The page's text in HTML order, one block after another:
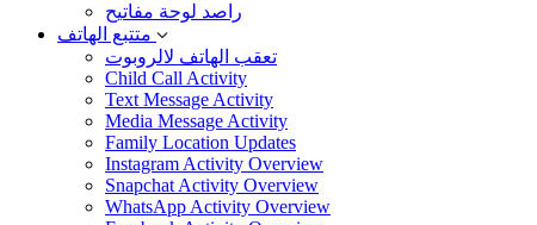
راصد لوحة مفاتيح
تعقب الهاتف لالروبوت
Child Call Activity
Text Message Activity
Media Message Activity
Family Location Updates
Instagram Activity Overview
Snapchat Activity Overview
WhatsApp Activity Overview